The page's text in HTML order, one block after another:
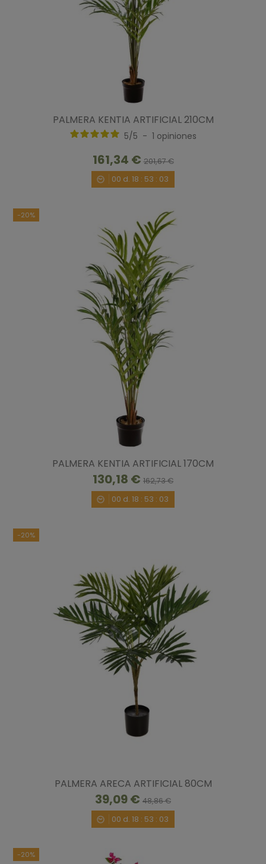
PALMERA KENTIA ARTIFICIAL 210CM
5/5 - 1 opiniones
161,34 €201,67 €
00 d. 18 : 53 : 02
-20%
PALMERA KENTIA ARTIFICIAL 170CM
130,18 € 162,73 €
00 d. 18 : 53 : 02
-20%
PALMERA ARECA ARTIFICIAL 80CM
39,09 € 48,86 €
00 d. 18 : 53 : 02
-20%